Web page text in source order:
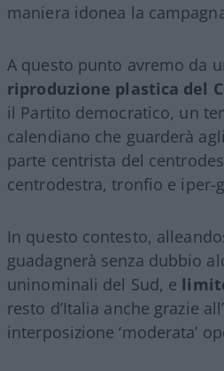
maniera idonea la
A questo punto avremo da
riproduzione plastica del
il Partito democratico, un
calendiano che guarderà
parte centrista del
centrodestra, tronfio e iper-
In questo contesto,
guadagnerà senza dubbio
uninominali del Sud, e
resto d’Italia anche grazie
interposizione ‘moderata’